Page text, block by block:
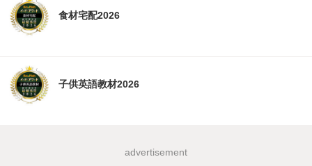
食材宅配2026
子供英語教材2026
advertisement